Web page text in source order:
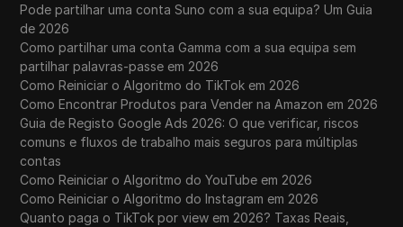
Pode partilhar uma conta Suno com a sua equipa? Um Guia
de 2026
Como partilhar uma conta Gamma com a sua equipa sem
partilhar palavras-passe em 2026
Como Reiniciar o Algoritmo do TikTok em 2026
Como Encontrar Produtos para Vender na Amazon em 2026
Guia de Registo Google Ads 2026: O que verificar, riscos
comuns e fluxos de trabalho mais seguros para múltiplas
contas
Como Reiniciar o Algoritmo do YouTube em 2026
Como Reiniciar o Algoritmo do Instagram em 2026
Quanto paga o TikTok por view em 2026? Taxas Reais,